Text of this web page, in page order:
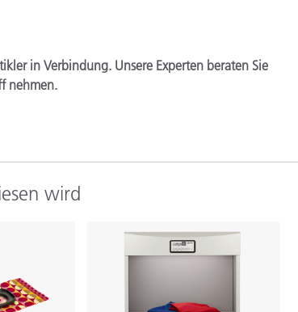
in Verbindung. Unsere Experten beraten Sie
nehmen.
wird